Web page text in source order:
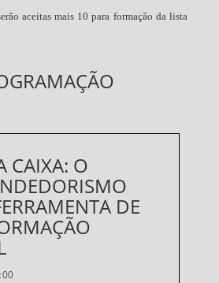
aceitas mais 10 para formação da lista
CAIXA: O
DE